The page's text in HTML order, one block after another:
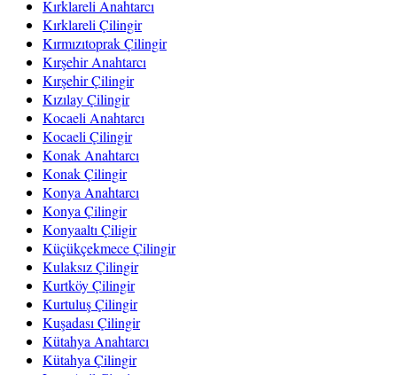
Kırklareli Anahtarcı
Kırklareli Çilingir
Kırmızıtoprak Çilingir
Kırşehir Anahtarcı
Kırşehir Çilingir
Kızılay Çilingir
Kocaeli Anahtarcı
Kocaeli Çilingir
Konak Anahtarcı
Konak Çilingir
Konya Anahtarcı
Konya Çilingir
Konyaaltı Çiligir
Küçükçekmece Çilingir
Kulaksız Çilingir
Kurtköy Çilingir
Kurtuluş Çilingir
Kuşadası Çilingir
Kütahya Anahtarcı
Kütahya Çilingir